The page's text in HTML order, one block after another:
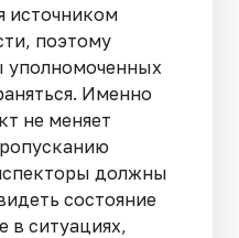
источником
поэтому
уполномоченных
Именно
не меняет
должны
состояние
в ситуациях,